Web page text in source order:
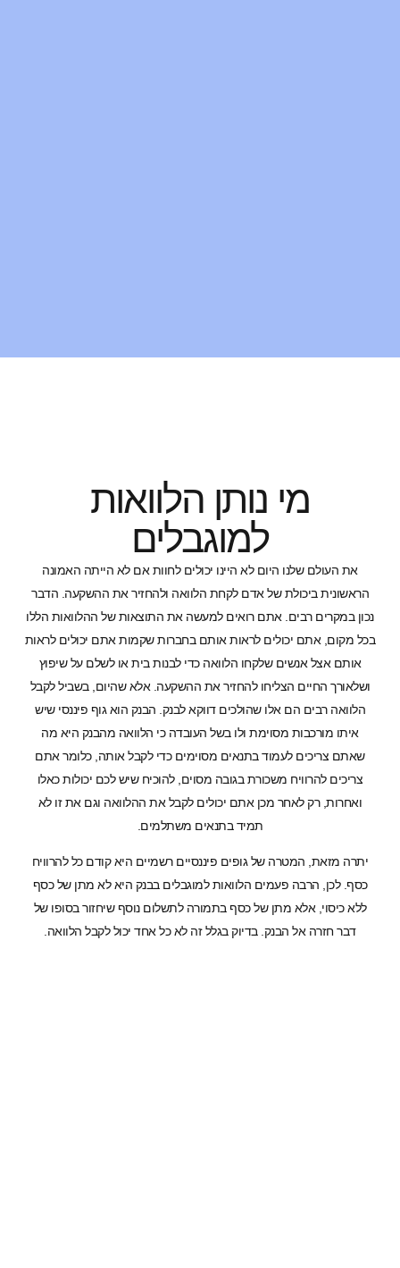
מי נותן הלוואות
למוגבלים
את העולם שלנו היום לא היינו יכולים לחוות אם לא הייתה האמונה
הראשונית ביכולת של אדם לקחת הלוואה ולהחזיר את ההשקעה. הדבר
נכון במקרים רבים. אתם רואים למעשה את התוצאות של ההלוואות הללו
בכל מקום, אתם יכולים לראות אותם בחברות שקמות אתם יכולים לראות
אותם אצל אנשים שלקחו הלוואה כדי לבנות בית או לשלם על שיפוץ
ושלאורך החיים הצליחו להחזיר את ההשקעה. אלא שהיום, בשביל לקבל
הלוואה רבים הם אלו שהולכים דווקא לבנק. הבנק הוא גוף פיננסי שיש
איתו מורכבות מסוימת ולו בשל העובדה כי הלוואה מהבנק היא מה
שאתם צריכים לעמוד בתנאים מסוימים כדי לקבל אותה, כלומר אתם
צריכים להרוויח משכורת בגובה מסוים, להוכיח שיש לכם יכולות כאלו
ואחרות, רק לאחר מכן אתם יכולים לקבל את ההלוואה וגם את זו לא
תמיד בתנאים משתלמים.
יתרה מזאת, המטרה של גופים פיננסיים רשמיים היא קודם כל להרוויח
כסף. לכן, הרבה פעמים הלוואות למוגבלים בבנק היא לא מתן של כסף
ללא כיסוי, אלא מתן של כסף בתמורה לתשלום נוסף שיחזור בסופו של
דבר חזרה אל הבנק. בדיוק בגלל זה לא כל אחד יכול לקבל הלוואה.